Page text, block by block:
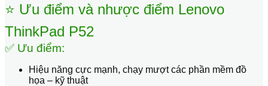
⭐ Ưu điểm và nhược điểm Lenovo
ThinkPad P52
✅ Ưu điểm:
Hiệu năng cực mạnh, chạy mượt các phần mềm đồ
họa – kỹ thuật